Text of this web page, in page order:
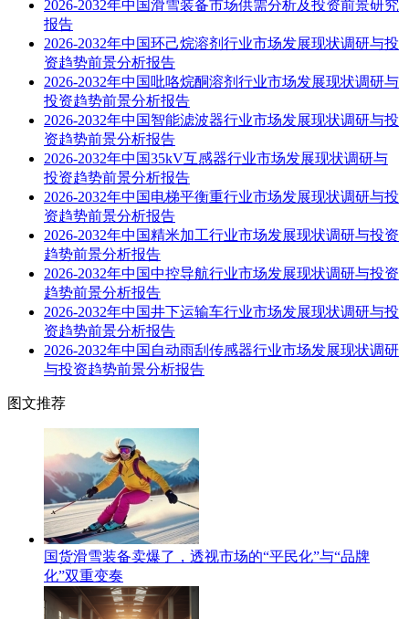
2026-2032年中国滑雪装备市场供需分析及投资前景研究
报告
2026-2032年中国环己烷溶剂行业市场发展现状调研与投
资趋势前景分析报告
2026-2032年中国吡咯烷酮溶剂行业市场发展现状调研与
投资趋势前景分析报告
2026-2032年中国智能滤波器行业市场发展现状调研与投
资趋势前景分析报告
2026-2032年中国35kV互感器行业市场发展现状调研与
投资趋势前景分析报告
2026-2032年中国电梯平衡重行业市场发展现状调研与投
资趋势前景分析报告
2026-2032年中国精米加工行业市场发展现状调研与投资
趋势前景分析报告
2026-2032年中国中控导航行业市场发展现状调研与投资
趋势前景分析报告
2026-2032年中国井下运输车行业市场发展现状调研与投
资趋势前景分析报告
2026-2032年中国自动雨刮传感器行业市场发展现状调研
与投资趋势前景分析报告
图文推荐
国货滑雪装备卖爆了，透视市场的“平民化”与“品牌
化”双重变奏